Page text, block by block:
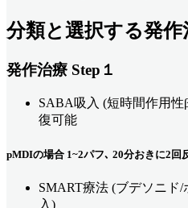
分類と選択する発作
発作治療 Step１
SABA吸入 (短時間作用性
復可能
pMDIの場合 1~2パフ､ 20分おきに2回
SMART療法 (ブデソニド
入)